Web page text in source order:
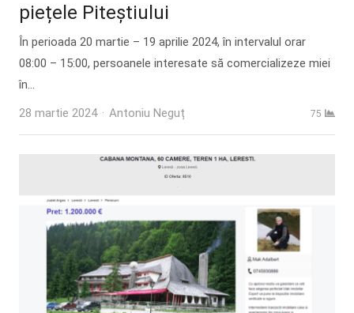
piețele Piteștiului
În perioada 20 martie – 19 aprilie 2024, în intervalul orar
08:00 – 15:00, persoanele interesate să comercializeze miei
în…
28 martie 2024
Author
Antoniu Neguț 75